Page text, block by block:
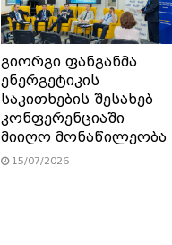
გიორგი ფანგანმა
ენერგეტიკის
საკითხების შესახებ
კონფერენციაში
მიიღო მონაწილეობა
15/07/2026